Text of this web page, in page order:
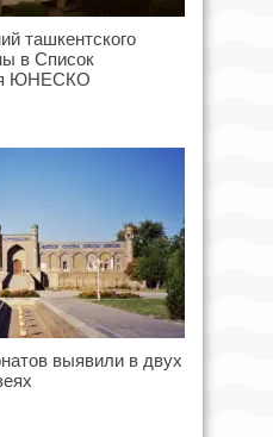
ташкентского
в Список
ЮНЕСКО
выявили в двух